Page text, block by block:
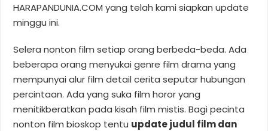
HARAPANDUNIA.COM yang telah kami siapkan update
minggu ini.
Selera nonton film setiap orang berbeda-beda. Ada
beberapa orang menyukai genre film drama yang
mempunyai alur film detail cerita seputar hubungan
percintaan. Ada yang suka film horor yang
menitikberatkan pada kisah film mistis. Bagi pecinta
nonton film bioskop tentu update judul film dan